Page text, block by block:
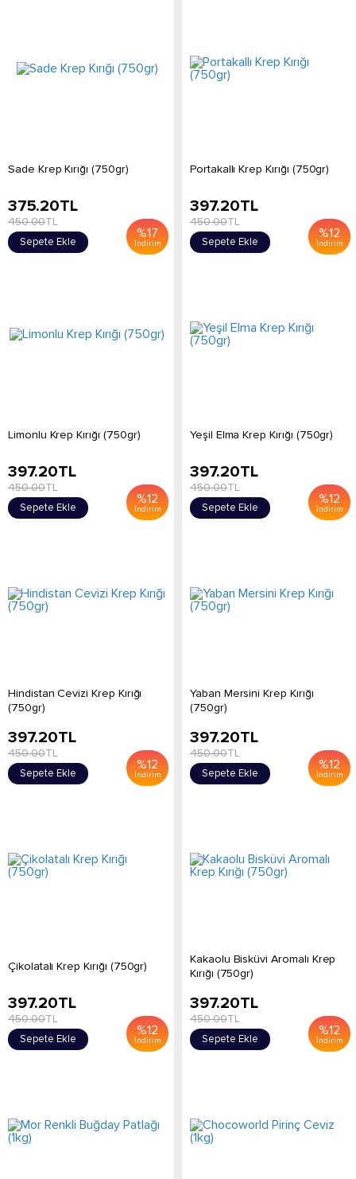
Sade Krep Kırığı (750gr)
%17
İndirim
375.20TL
450.00TL
Sepete Ekle
Portakallı Krep Kırığı (750gr)
%12
İndirim
397.20TL
450.00TL
Sepete Ekle
Limonlu Krep Kırığı (750gr)
%12
İndirim
397.20TL
450.00TL
Sepete Ekle
Yeşil Elma Krep Kırığı (750gr)
%12
İndirim
397.20TL
450.00TL
Sepete Ekle
Hindistan Cevizi Krep Kırığı
(750gr)
%12
İndirim
397.20TL
450.00TL
Sepete Ekle
Yaban Mersini Krep Kırığı
(750gr)
%12
İndirim
397.20TL
450.00TL
Sepete Ekle
Çikolatalı Krep Kırığı (750gr)
%12
İndirim
397.20TL
450.00TL
Sepete Ekle
Kakaolu Bisküvi Aromalı Krep
Kırığı (750gr)
%12
İndirim
397.20TL
450.00TL
Sepete Ekle